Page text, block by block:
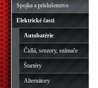
Spojka a príslušenstvo
Elektrické časti
Autobatérie
Čidlá, senzory, snímače
Štartéry
Alternátory